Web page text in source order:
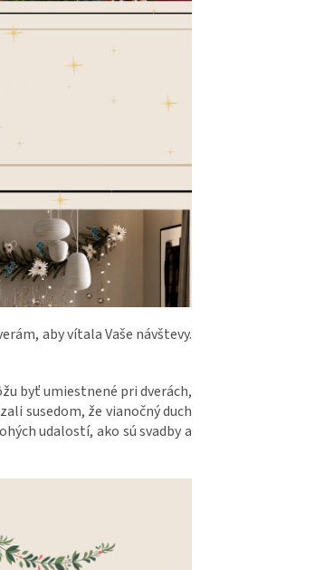
aby vítala Vaše návštevy.
byť umiestnené pri dverách,
susedom, že vianočný duch
udalostí, ako sú svadby a